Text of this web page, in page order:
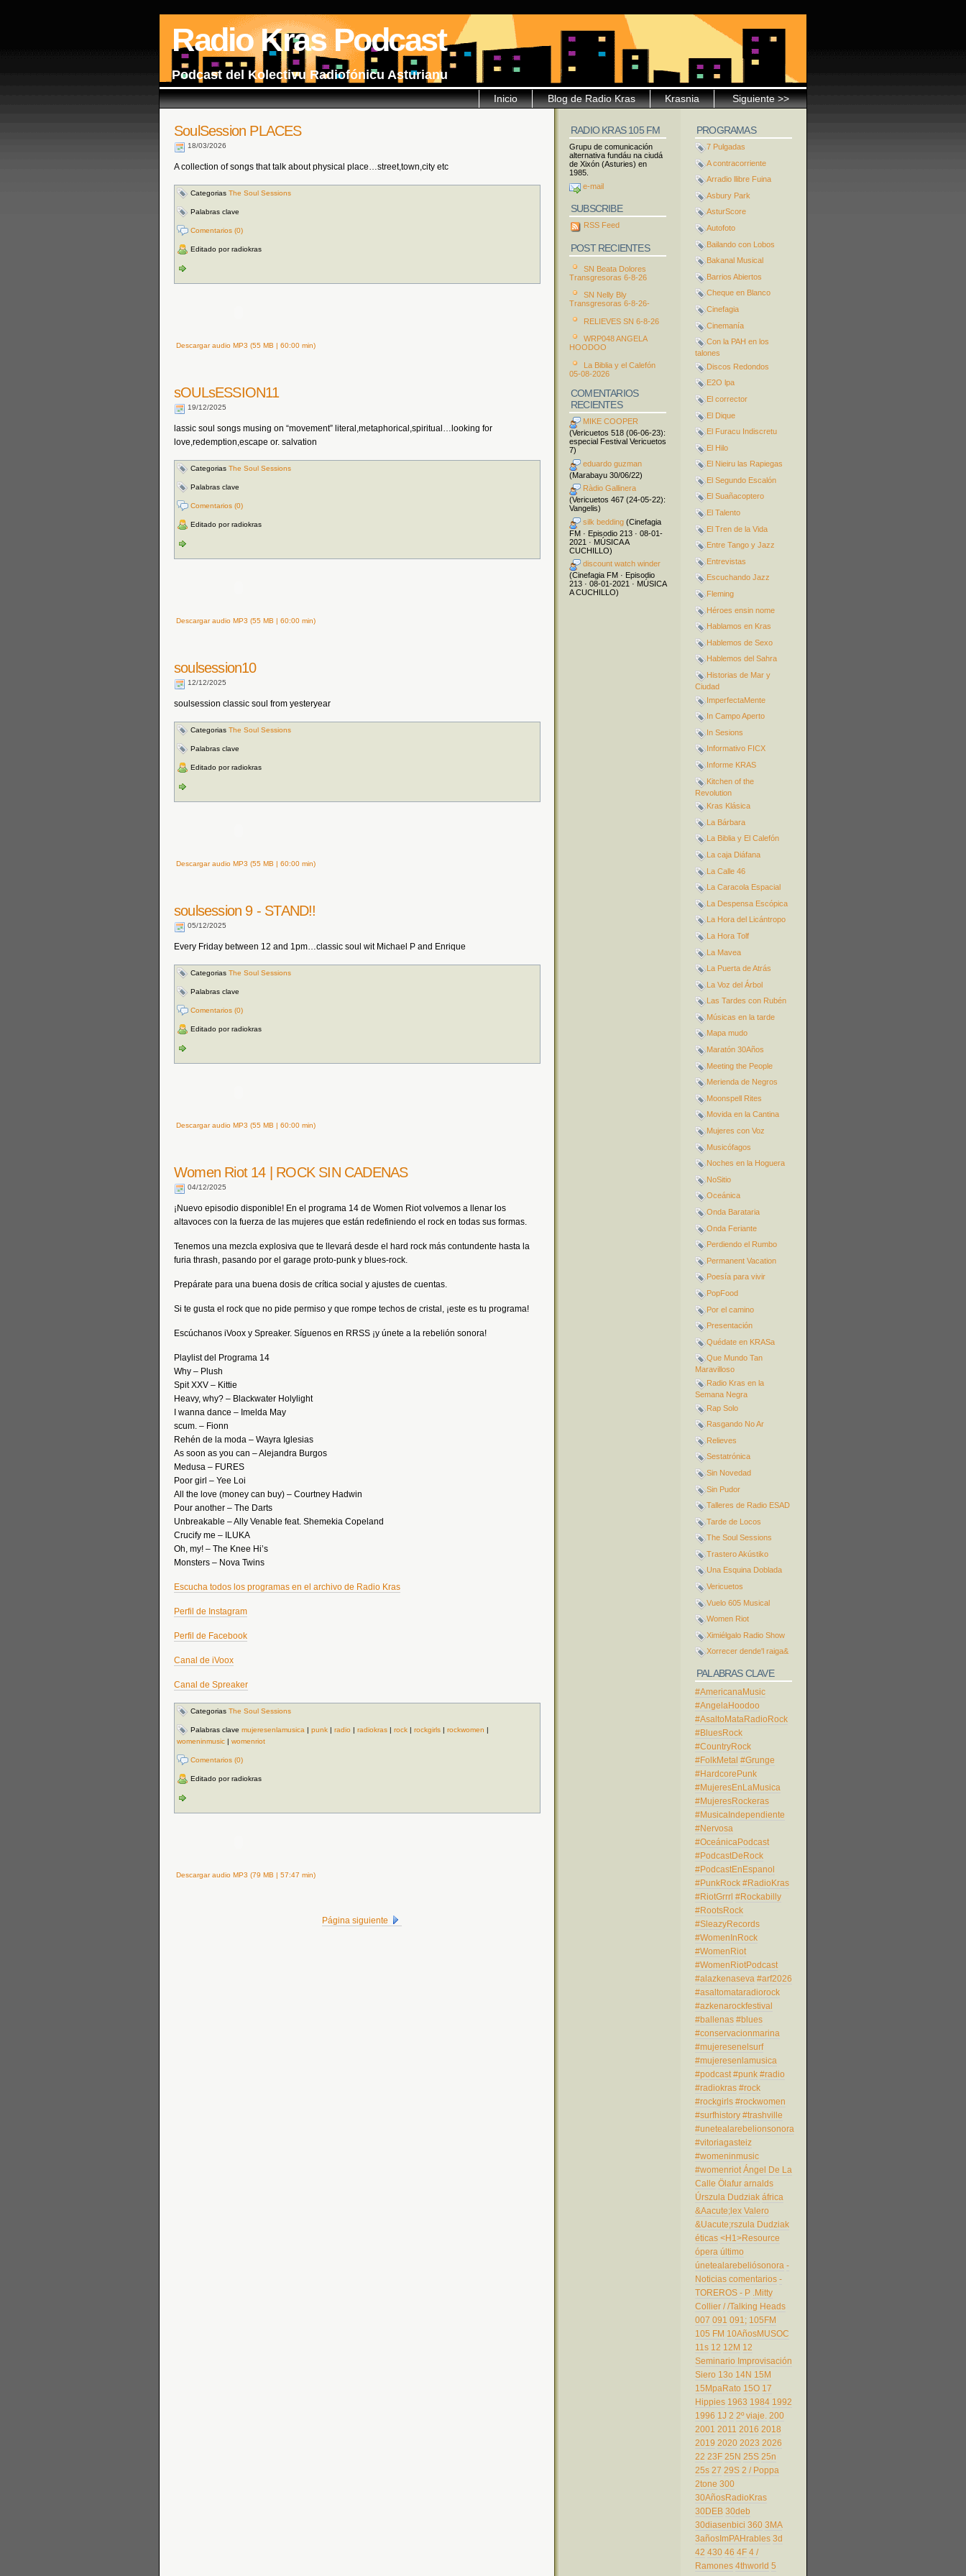
Radio Kras Podcast
Podcast del Kolectivu Radiofónicu Asturianu
Siguiente >>
Krasnia
Blog de Radio Kras
Inicio
SoulSession PLACES
18/03/2026
A collection of songs that talk about physical place…street,town,city etc
Categorias The Soul Sessions
Palabras clave
Comentarios (0)
Editado por radiokras
Descargar audio MP3 (55 MB | 60:00 min)
sOULsESSION11
19/12/2025
lassic soul songs musing on “movement” literal,metaphorical,spiritual…looking for
love,redemption,escape or. salvation
Categorias The Soul Sessions
Palabras clave
Comentarios (0)
Editado por radiokras
Descargar audio MP3 (55 MB | 60:00 min)
soulsession10
12/12/2025
soulsession classic soul from yesteryear
Categorias The Soul Sessions
Palabras clave
Editado por radiokras
Descargar audio MP3 (55 MB | 60:00 min)
soulsession 9 - STAND!!
05/12/2025
Every Friday between 12 and 1pm…classic soul wit Michael P and Enrique
Categorias The Soul Sessions
Palabras clave
Comentarios (0)
Editado por radiokras
Descargar audio MP3 (55 MB | 60:00 min)
Women Riot 14 | ROCK SIN CADENAS
04/12/2025
¡Nuevo episodio disponible! En el programa 14 de Women Riot volvemos a llenar los
altavoces con la fuerza de las mujeres que están redefiniendo el rock en todas sus formas.
Tenemos una mezcla explosiva que te llevará desde el hard rock más contundente hasta la
furia thrash, pasando por el garage proto-punk y blues-rock.
Prepárate para una buena dosis de crítica social y ajustes de cuentas.
Si te gusta el rock que no pide permiso y que rompe techos de cristal, ¡este es tu programa!
Escúchanos iVoox y Spreaker. Síguenos en RRSS ¡y únete a la rebelión sonora!
Playlist del Programa 14
Why – Plush
Spit XXV – Kittie
Heavy, why? – Blackwater Holylight
I wanna dance – Imelda May
scum. – Fionn
Rehén de la moda – Wayra Iglesias
As soon as you can – Alejandra Burgos
Medusa – FURES
Poor girl – Yee Loi
All the love (money can buy) – Courtney Hadwin
Pour another – The Darts
Unbreakable – Ally Venable feat. Shemekia Copeland
Crucify me – ILUKA
Oh, my! – The Knee Hi’s
Monsters – Nova Twins
Escucha todos los programas en el archivo de Radio Kras
Perfil de Instagram
Perfil de Facebook
Canal de iVoox
Canal de Spreaker
Categorias The Soul Sessions
Palabras clave mujeresenlamusica | punk | radio | radiokras | rock | rockgirls | rockwomen |
womeninmusic | womenriot
Comentarios (0)
Editado por radiokras
Descargar audio MP3 (79 MB | 57:47 min)
Página siguiente
PROGRAMAS
7 Pulgadas
A contracorriente
Arradio llibre Fuina
Asbury Park
AsturScore
Autofoto
Bailando con Lobos
Bakanal Musical
Barrios Abiertos
Cheque en Blanco
Cinefagia
Cinemanía
Con la PAH en los
talones
Discos Redondos
E2O lpa
El corrector
El Dique
El Furacu Indiscretu
El Hilo
El Nieiru las Rapiegas
El Segundo Escalón
El Suañacoptero
El Talento
El Tren de la Vida
Entre Tango y Jazz
Entrevistas
Escuchando Jazz
Fleming
Héroes ensin nome
Hablamos en Kras
Hablemos de Sexo
Hablemos del Sahra
Historias de Mar y
Ciudad
ImperfectaMente
In Campo Aperto
In Sesions
Informativo FICX
Informe KRAS
Kitchen of the
Revolution
Kras Klásica
La Bárbara
La Biblia y El Calefón
La caja Diáfana
La Calle 46
La Caracola Espacial
La Despensa Escópica
La Hora del Licántropo
La Hora Tolf
La Mavea
La Puerta de Atrás
La Voz del Árbol
Las Tardes con Rubén
Músicas en la tarde
Mapa mudo
Maratón 30Años
Meeting the People
Merienda de Negros
Moonspell Rites
Movida en la Cantina
Mujeres con Voz
Musicófagos
Noches en la Hoguera
NoSitio
Oceánica
Onda Barataria
Onda Feriante
Perdiendo el Rumbo
Permanent Vacation
Poesía para vivir
PopFood
Por el camino
Presentación
Quédate en KRASa
Que Mundo Tan
Maravilloso
Radio Kras en la
Semana Negra
Rap Solo
Rasgando No Ar
Relieves
Sestatrónica
Sin Novedad
Sin Pudor
Talleres de Radio ESAD
Tarde de Locos
The Soul Sessions
Trastero Akústiko
Una Esquina Doblada
Vericuetos
Vuelo 605 Musical
Women Riot
Ximiélgalo Radio Show
Xorrecer dende'l raiga&
PALABRAS CLAVE
#AmericanaMusic
#AngelaHoodoo
#AsaltoMataRadioRock
#BluesRock
#CountryRock
#FolkMetal #Grunge
#HardcorePunk
#MujeresEnLaMusica
#MujeresRockeras
#MusicaIndependiente
#Nervosa
#OceánicaPodcast
#PodcastDeRock
#PodcastEnEspanol
#PunkRock #RadioKras
#RiotGrrrl #Rockabilly
#RootsRock
#SleazyRecords
#WomenInRock
#WomenRiot
#WomenRiotPodcast
#alazkenaseva #arf2026
#asaltomataradiorock
#azkenarockfestival
#ballenas #blues
#conservacionmarina
#mujeresenelsurf
#mujeresenlamusica
#podcast #punk #radio
#radiokras #rock
#rockgirls #rockwomen
#surfhistory #trashville
#unetealarebelionsonora
#vitoriagasteiz
#womeninmusic
#womenriot Ángel De La
Calle Ölafur arnalds
Úrszula Dudziak áfrica
&Aacute;lex Valero
&Uacute;rszula Dudziak
éticas <H1>Resource
ópera último
únetealarebeliósonora -
Noticias comentarios -
TOREROS - P .Mitty
Collier / /Talking Heads
007 091 091; 105FM
105 FM 10AñosMUSOC
11s 12 12M 12
Seminario Improvisación
Siero 13o 14N 15M
15MpaRato 15O 17
Hippies 1963 1984 1992
1996 1J 2 2º viaje. 200
2001 2011 2016 2018
2019 2020 2023 2026
22 23F 25N 25S 25n
25s 27 29S 2 / Poppa
2tone 300
30AñosRadioKras
30DEB 30deb
30diasenbici 360 3MA
3añosImPAHrables 3d
42 430 46 4F 4 /
Ramones 4thworld 5
RADIO KRAS 105 FM
Grupu de comunicación
alternativa fundáu na ciudá
de Xixón (Asturies) en
1985.
e-mail
SUBSCRIBE
RSS Feed
POST RECIENTES
SN Beata Dolores
Transgresoras 6-8-26
SN Nelly Bly
Transgresoras 6-8-26-
RELIEVES SN 6-8-26
WRP048 ANGELA
HOODOO
La Biblia y el Calefón
05-08-2026
COMENTARIOS
RECIENTES
MIKE COOPER
(Vericuetos 518 (06-06-23):
especial Festival Vericuetos
7)
eduardo guzman
(Marabayu 30/06/22)
Ràdio Gallinera
(Vericuetos 467 (24-05-22):
Vangelis)
silk bedding (Cinefagia
FM · Episodio 213 · 08-01-
2021 · MÚSICA A
CUCHILLO)
discount watch winder
(Cinefagia FM · Episodio
213 · 08-01-2021 · MÚSICA
A CUCHILLO)